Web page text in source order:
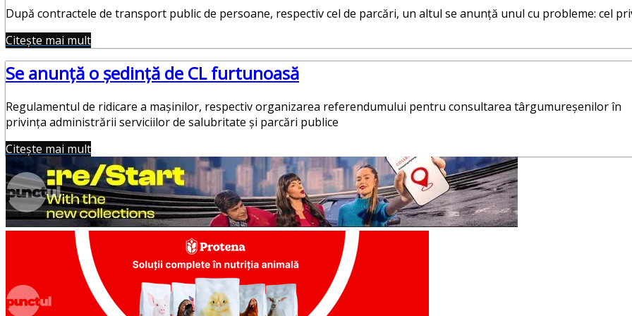
După contractele de transport public de persoane, respectiv cel de parcări, un altul se anunţă unul cu probleme: cel
Citește mai mult
Se anunță o ședință de CL furtunoasă
Regulamentul de ridicare a maşinilor, respectiv organizarea referendumului pentru consultarea târgumureşenilor în
privinţa administrării serviciilor de salubritate şi parcări publice
Citește mai mult